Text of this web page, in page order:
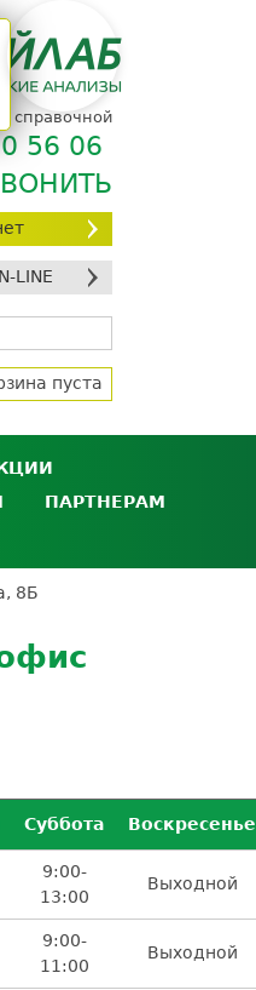
LINE
пуста
справочной
56 06
мер для
ПАРТНЕРАМ
кабинет
Экскурсия в
8Б
Суббота Воскресенье
9:00-
13:00
Выходной
9:00-
11:00
Выходной